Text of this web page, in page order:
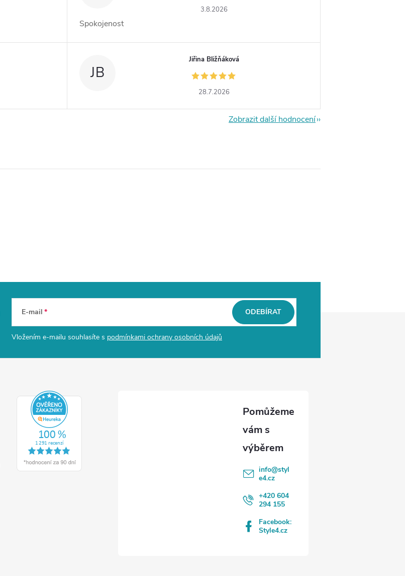
3.8.2026
Spokojenost
JB
Jiřina Bližňáková
28.7.2026
Zobrazit další hodnocení
E-mail
Vložením e-mailu souhlasíte s podmínkami ochrany osobních údajů
ODEBÍRAT
info@styl
e4.cz
+420 604
294 155
Facebook:
Style4.cz